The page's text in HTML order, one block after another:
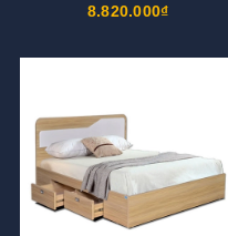
8.820.000₫